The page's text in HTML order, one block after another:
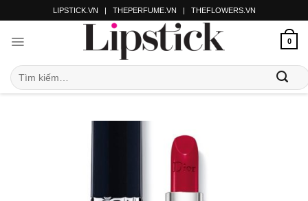
LIPSTICK.VN | THEPERFUME.VN | THEFLOWERS.VN
0